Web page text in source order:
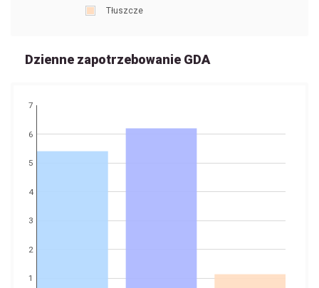
Tłuszcze
Dzienne zapotrzebowanie GDA
1
2
3
4
5
6
7